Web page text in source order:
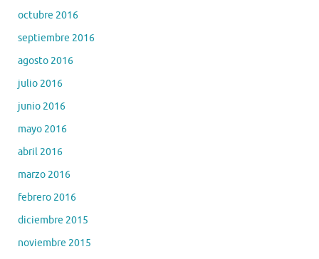
octubre 2016
septiembre 2016
agosto 2016
julio 2016
junio 2016
mayo 2016
abril 2016
marzo 2016
febrero 2016
diciembre 2015
noviembre 2015